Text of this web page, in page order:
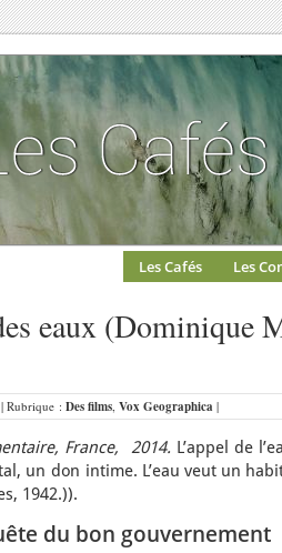
Les Cafés Les
eaux (Dominique
Rubrique : Des films, Vox Geographica |
France, 2014. L’appel de
un don intime. L’eau veut un
1942.)).
du bon gouvernement